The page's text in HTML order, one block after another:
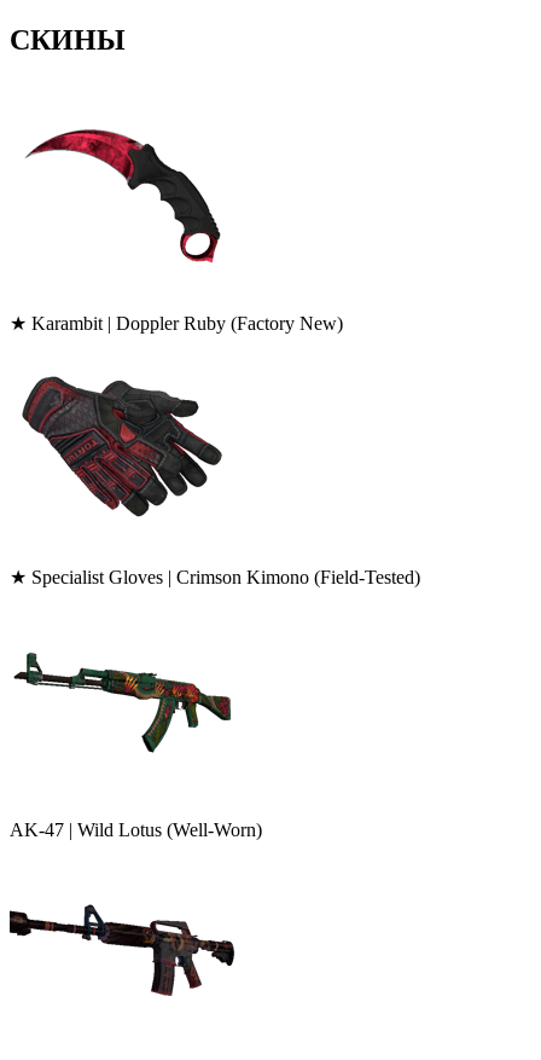
СКИНЫ
★ Karambit | Doppler Ruby (Factory New)
★ Specialist Gloves | Crimson Kimono (Field-Tested)
AK-47 | Wild Lotus (Well-Worn)